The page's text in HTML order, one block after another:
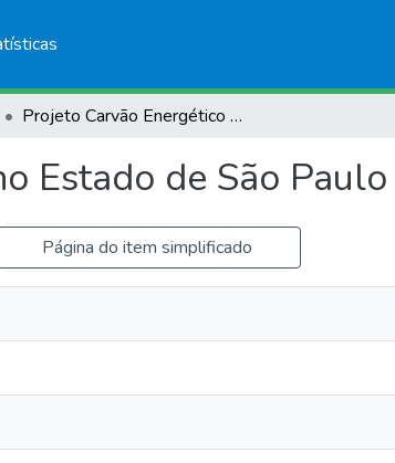
Projeto Carvão Energético no Estado de São Paulo
Estado de São Paulo
Página do item simplificado